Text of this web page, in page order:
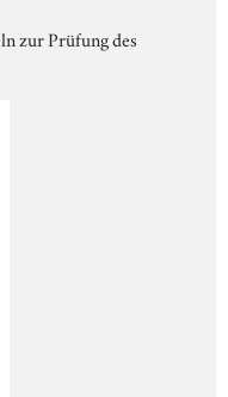
zur Prüfung des